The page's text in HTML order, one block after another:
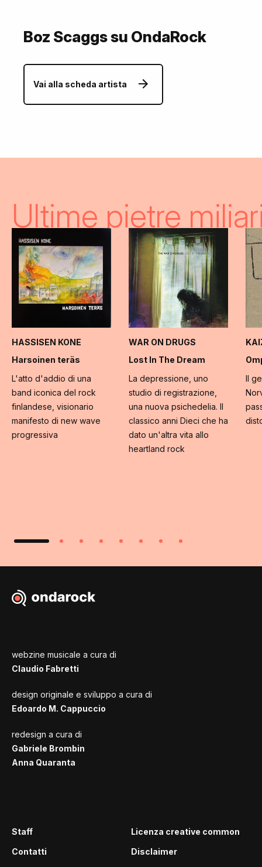
Boz Scaggs su OndaRock
Vai alla scheda artista
Ultime pietre
HASSISEN KONE
Harsoinen teräs
L'atto d'addio di una
band iconica del rock
finlandese, visionario
manifesto di new wave
progressiva
WAR ON DRUGS
Lost In The Dream
La depressione, uno
studio di registrazione,
una nuova psichedelia. Il
classico anni Dieci che ha
dato un'altra vita allo
heartland rock
Il
webzine musicale a cura di
Claudio Fabretti
design originale e sviluppo a cura di
Edoardo M. Cappuccio
redesign a cura di
Gabriele Brombin
Anna Quaranta
Staff
Contatti
Licenza creative common
Disclaimer